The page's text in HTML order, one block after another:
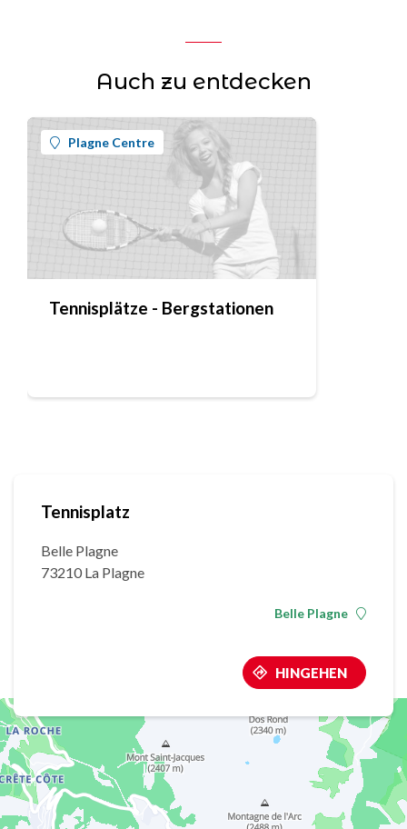
Auch zu entdecken
Plagne Centre
Tennisplätze - Bergstationen
Tennisplatz
Belle Plagne
73210 La Plagne
Belle Plagne
HINGEHEN